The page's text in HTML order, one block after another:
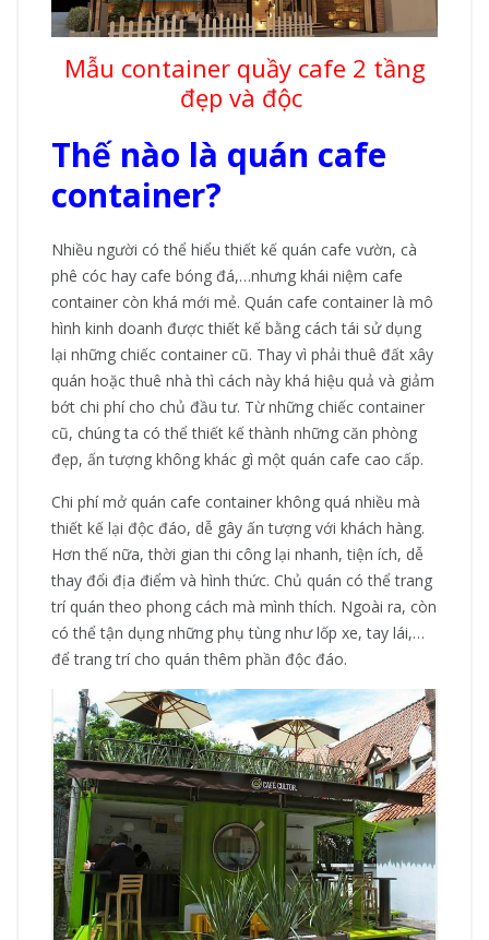
Mẫu container quầy cafe 2 tầng
đẹp và độc
Thế nào là quán cafe
container?
Nhiều người có thể hiểu thiết kế quán cafe vườn, cà
phê cóc hay cafe bóng đá,…nhưng khái niệm cafe
container còn khá mới mẻ. Quán cafe container là mô
hình kinh doanh được thiết kế bằng cách tái sử dụng
lại những chiếc container cũ. Thay vì phải thuê đất xây
quán hoặc thuê nhà thì cách này khá hiệu quả và giảm
bớt chi phí cho chủ đầu tư. Từ những chiếc container
cũ, chúng ta có thể thiết kế thành những căn phòng
đẹp, ấn tượng không khác gì một quán cafe cao cấp.
Chi phí mở quán cafe container không quá nhiều mà
thiết kế lại độc đáo, dễ gây ấn tượng với khách hàng.
Hơn thế nữa, thời gian thi công lại nhanh, tiện ích, dễ
thay đổi địa điểm và hình thức. Chủ quán có thể trang
trí quán theo phong cách mà mình thích. Ngoài ra, còn
có thể tận dụng những phụ tùng như lốp xe, tay lái,…
để trang trí cho quán thêm phần độc đáo.